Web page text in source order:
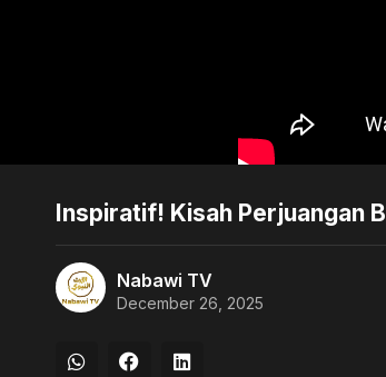
Inspiratif! Kisah Perjuangan
Nabawi TV
December 26, 2025